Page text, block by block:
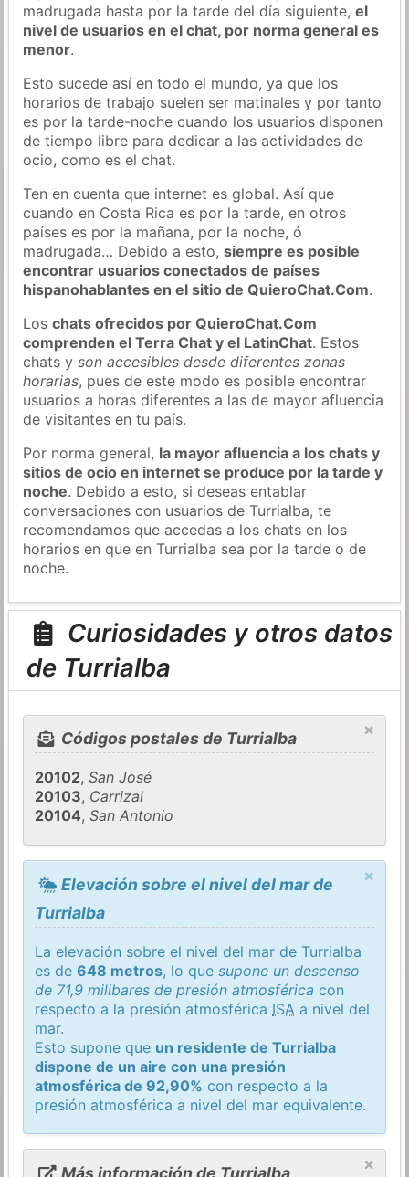
madrugada hasta por la tarde del día siguiente,el
nivel de usuarios en el chat, por norma general es
menor.
Esto sucede así en todo el mundo, ya que los
horarios de trabajo suelen ser matinales y por tanto
es por la tarde-noche cuando los usuarios disponen
de tiempo libre para dedicar a las actividades de
ocio, como es el chat.
Ten en cuenta que internet es global. Así que
cuando en Costa Rica es por la tarde, en otros
países es por la mañana, por la noche, ó
madrugada… Debido a esto,siempre es posible
encontrar usuarios conectados de países
hispanohablantes en el sitio de QuieroChat.Com.
Loschats ofrecidos por QuieroChat.Com
comprenden el Terra Chat y el LatinChat. Estos
chats yson accesibles desde diferentes zonas
horarias, pues de este modo es posible encontrar
usuarios a horas diferentes a las de mayor afluencia
de visitantes en tu país.
Por norma general, la mayor afluencia a los chats y
sitios de ocio en internet se produce por la tarde y
noche. Debido a esto, si deseas entablar
conversaciones con usuarios de Turrialba, te
recomendamos que accedas a los chats en los
horarios en que en Turrialba sea por la tarde o de
noche.
Curiosidades y otros datos
de Turrialba
×
Códigos postales de Turrialba
20102,San José
20103, Carrizal
20104,San Antonio
×
Elevación sobre el nivel del mar de
Turrialba
La elevación sobre el nivel del mar de Turrialba
es de648 metros, lo quesupone un descenso
de 71,9 milibares de presión atmosférica con
respecto a la presión atmosférica ISA a nivel del
mar.
Esto supone que un residente de Turrialba
dispone de un aire con una presión
atmosférica de 92,90% con respecto a la
presión atmosférica a nivel del mar equivalente.
×
Más información de Turrialba